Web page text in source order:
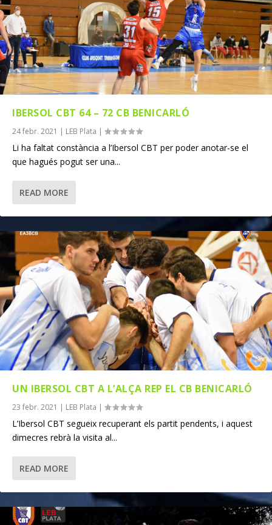
IBERSOL CBT 64 – 72 CB BENICARLÓ
24 febr. 2021 | LEB Plata |
Li ha faltat constància a l’Ibersol CBT per poder anotar-se el
que hagués pogut ser una...
READ MORE
UN IBERSOL CBT A L’ALÇA REP EL CB BENICARLÓ
23 febr. 2021 | LEB Plata |
L’Ibersol CBT segueix recuperant els partit pendents, i aquest
dimecres rebrà la visita al...
READ MORE